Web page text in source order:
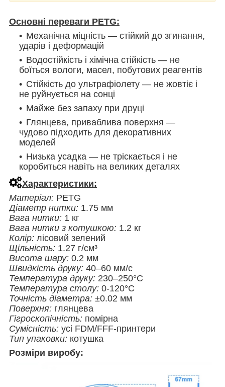
Основні переваги PETG:
Механічна міцність — стійкий до згинання,
ударів і деформацій
Водостійкість і хімічна стійкість — не
боїться вологи, масел, побутових реагентів
Стійкість до ультрафіолету — не жовтіє і
не руйнується на сонці
Майже без запаху при друці
Глянцева, приваблива поверхня —
чудово підходить для декоративних
моделей
Низька усадка — не тріскається і не
коробиться навіть на великих деталях
Характеристики:
Матеріал: PETG
Діаметр нитки: 1.75 мм
Вага нитки: 1 кг
Вага нитки з котушкою: 1.2 кг
Колір: лісовий зелений
Щільність: 1.27 г/см³
Висота шару: 0.2 мм
Швидкість друку: 40–60 мм/с
Температура друку: 230–250°C
Температура столу: 0-120°C
Точність діаметра: ±0.02 мм
Поверхня: глянцева
Гігроскопічність: помірна
Сумісність: усі FDM/FFF-принтери
Тип упаковки: котушка
Розміри виробу: